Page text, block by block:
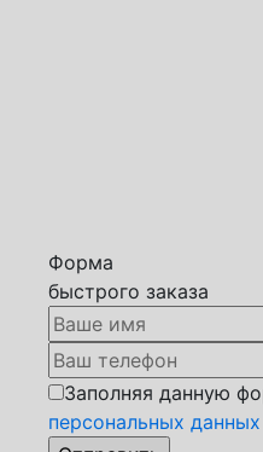
Форма
быстрого заказа
Заполняя данную
персональных данных